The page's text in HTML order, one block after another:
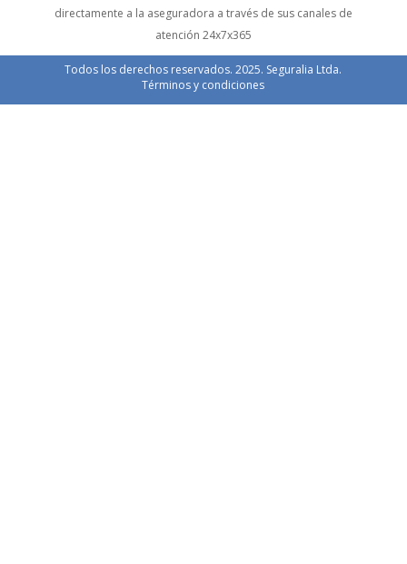
directamente a la aseguradora a través de sus canales de
atención 24x7x365
Todos los derechos reservados. 2025. Seguralia Ltda.
Términos y condiciones